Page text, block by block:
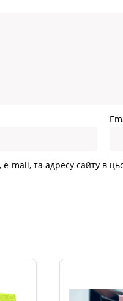
e-mail, та адресу сайту в